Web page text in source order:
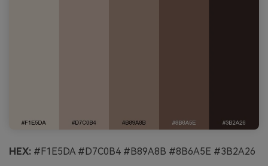
HEX: #F1E5DA #D7C0B4 #B89A8B #8B6A5E #3B2A26